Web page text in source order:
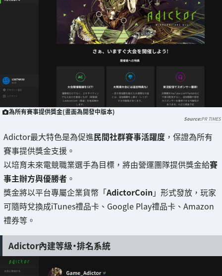
為所有賽事提供獎金(畫面為開發中版本)
PR TIMES
Adictor最大特色是為促進民間社群賽事活躍度 ，保證為所有
賽事提供獎金支援。
以培育未來電競職業選手為目標，將由營運團隊提供獎金給賽
事主辦方與優勝者 。
獎金將以平台專屬企業貨幣「AdictorCoin 」形式發放，玩家
可隨時兌換成iTunes禮品卡、Google Play禮品卡、Amazon
禮券等。
Adictor內建等級・排名系統